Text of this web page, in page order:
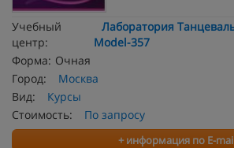
Учебный
центр:
Лаборатория
Model-357
Форма: Очная
Город:
Москва
Вид:
Курсы
Стоимость:
По запросу
+ информация по E-